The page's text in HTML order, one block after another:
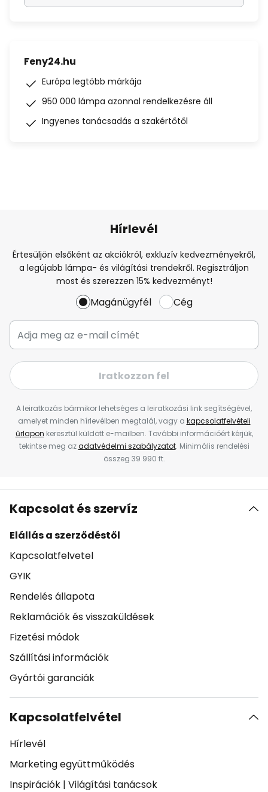
Feny24.hu
Európa legtöbb márkája
950 000 lámpa azonnal rendelkezésre áll
Ingyenes tanácsadás a szakértőtől
Hírlevél
Értesüljön elsőként az akciókról, exkluzív kedvezményekről,
a legújabb lámpa- és világítási trendekről. Regisztráljon
most és szerezzen 15% kedvezményt!
Magánügyfél Cég
Iratkozzon fel
A leiratkozás bármikor lehetséges a leiratkozási link segítségével,
amelyet minden hírlevélben megtalál, vagy a kapcsolatfelvételi
űrlapon keresztül küldött e-mailben. További információért kérjük,
tekintse meg azadatvédelmi szabályzatot. Minimális rendelési
összeg 39 990 ft.
Kapcsolat és szervíz
Elállás a szerződéstől
Kapcsolatfelvetel
GYIK
Rendelés állapota
Reklamációk és visszaküldések
Fizetési módok
Szállítási információk
Gyártói garanciák
Kapcsolatfelvétel
Hírlevél
Marketing együttműködés
Inspirációk | Világítási tanácsok